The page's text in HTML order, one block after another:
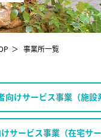
事業所一覧
向けサービス事業（施設
サービス事業（在宅サー